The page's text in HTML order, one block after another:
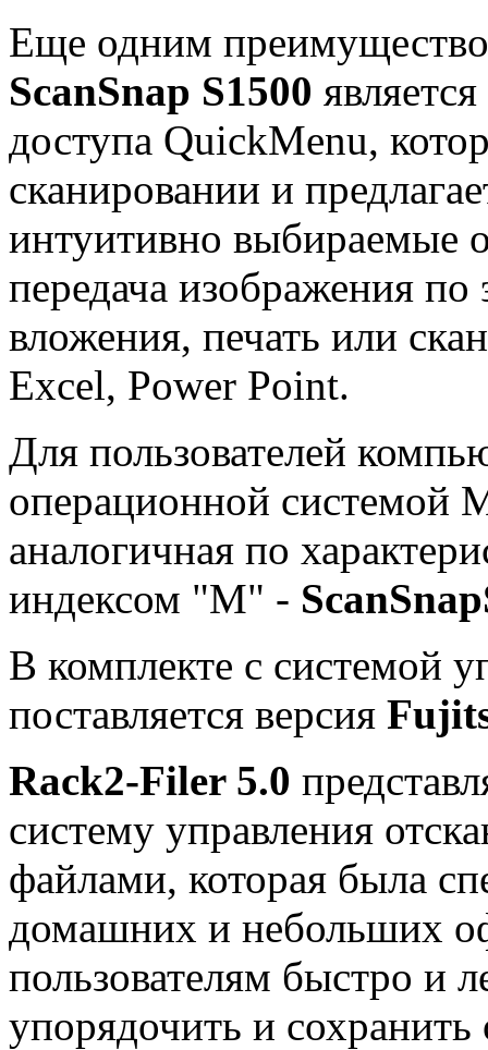
Еще одним
ScanSnap S1500
доступа QuickMenu,
сканировании и
интуитивно выбираемые
передача изображения по
вложения, печать или
Excel, Power Point.
Для пользователей
операционной системой
аналогичная по
индексом "М" -
В комплекте с системой
поставляется версия
Rack2-Filer 5.0
систему управления
файлами, которая была
домашних и небольших
пользователям быстро и
упорядочить и